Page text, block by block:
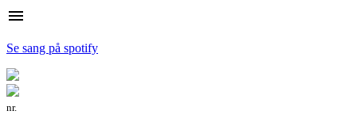
menu
Se sang på spotify
nr.